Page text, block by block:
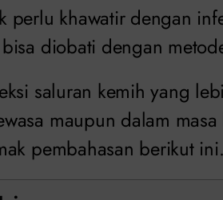
perlu khawatir dengan
diobati dengan
saluran kemih yang
maupun dalam
pembahasan berikut ini.